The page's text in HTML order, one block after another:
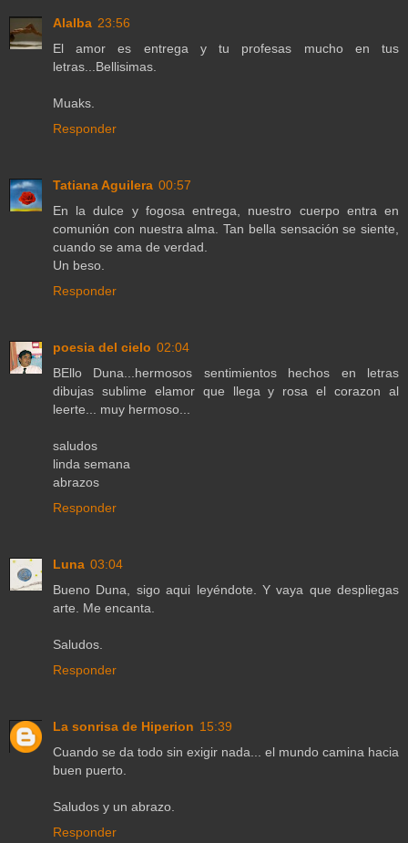
Alalba 23:56
El amor es entrega y tu profesas mucho en tus
letras...Bellisimas.
Muaks.
Responder
Tatiana Aguilera 00:57
En la dulce y fogosa entrega, nuestro cuerpo entra en
comunión con nuestra alma. Tan bella sensación se siente,
cuando se ama de verdad.
Un beso.
Responder
poesia del cielo 02:04
BEllo Duna...hermosos sentimientos hechos en letras
dibujas sublime elamor que llega y rosa el corazon al
leerte... muy hermoso...
saludos
linda semana
abrazos
Responder
Luna 03:04
Bueno Duna, sigo aqui leyéndote. Y vaya que despliegas
arte. Me encanta.
Saludos.
Responder
La sonrisa de Hiperion 15:39
Cuando se da todo sin exigir nada... el mundo camina hacia
buen puerto.
Saludos y un abrazo.
Responder